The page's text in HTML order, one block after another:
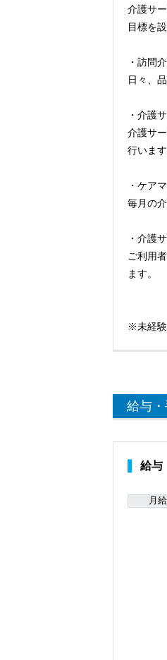
介護サ
目標を
・訪問
日々、
・介護
介護サ
行いま
・ケア
毎月の
・介護
ご利用
ます。
※未経験
給与
給与
月給